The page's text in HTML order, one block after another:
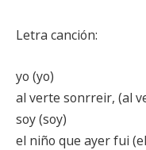
Letra canción:
yo (yo)
al verte sonrreir, (al
soy (soy)
el niño que ayer fui